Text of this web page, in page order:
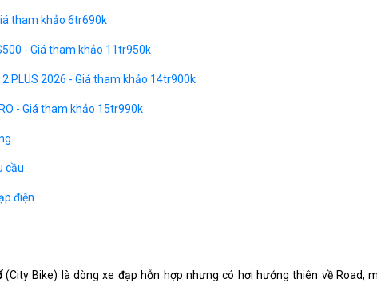
tham khảo 6tr690k
- Giá tham khảo 11tr950k
PLUS 2026 - Giá tham khảo 14tr900k
- Giá tham khảo 15tr990k
cầu
điện
(City Bike) là dòng xe đạp hỗn hợp nhưng có hơi hướng thiên về Road,